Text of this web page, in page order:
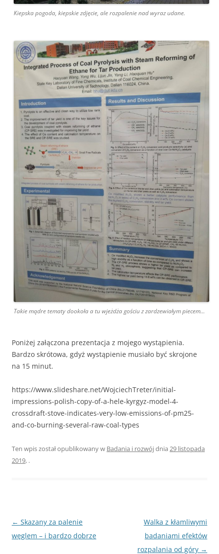
Kiepska pogoda, kiepskie zdjęcie, ale rozpalenie nad wyraz udane.
Takie mądre tematy dookoła a tu wjeżdża gościu z zardzewiałym piecem…
Poniżej załączona prezentacja z mojego wystąpienia.
Bardzo skrótowa, gdyż wystąpienie musiało być skrojone
na 15 minut.
https://www.slideshare.net/WojciechTreter/initial-
impressions-polish-copy-of-a-hele-kyrgyz-model-4-
crossdraft-stove-indicates-very-low-emissions-of-pm25-
and-co-burning-several-raw-coal-types
Ten wpis został opublikowany w Badania i rozwójdnia 29 listopada
2019, .
Zobacz
wpisy
← Skazany za palenie
węglem – i bardzo dobrze
Walka z kłamliwymi
badaniami efektów
rozpalania od góry →